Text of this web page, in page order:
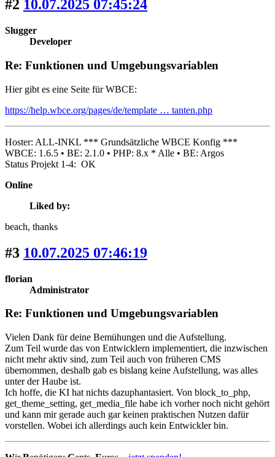
#2 10.07.2025 07:45:24
Slugger
Developer
Re: Funktionen und Umgebungsvariablen
Hier gibt es eine Seite für WBCE:
https://help.wbce.org/pages/de/template … tanten.php
Hoster: ALL-INKL *** Grundsätzliche WBCE Konfig ***
WBCE: 1.6.5 • BE: 2.1.0 • PHP: 8.x * Alle • BE: Argos
Status Projekt 1-4: OK
Online
Liked by:
beach, thanks
#3 10.07.2025 07:46:19
florian
Administrator
Re: Funktionen und Umgebungsvariablen
Vielen Dank für deine Bemühungen und die Aufstellung.
Zum Teil wurde das von Entwicklern implementiert, die inzwischen
nicht mehr aktiv sind, zum Teil auch von früheren CMS
übernommen, deshalb gab es bislang keine Aufstellung, was alles
unter der Haube ist.
Ich hoffe, die KI hat nichts dazuphantasiert. Von block_to_php,
get_theme_setting, get_media_file habe ich vorher noch nicht gehört
und kann mir gerade auch gar keinen praktischen Nutzen dafür
vorstellen. Wobei ich allerdings auch kein Entwickler bin.